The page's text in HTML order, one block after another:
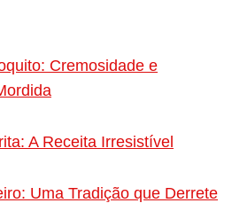
Cremosidade e
A Receita Irresistível
Uma Tradição que Derrete